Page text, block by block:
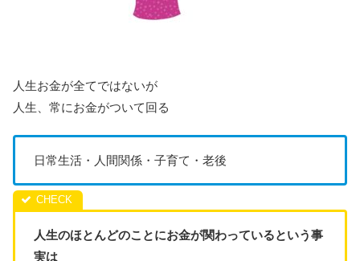
人生お金が全てではないが
人生、常にお金がついて回る
日常生活・人間関係・子育て・老後
人生のほとんどのことにお金が関わっているという事
実は